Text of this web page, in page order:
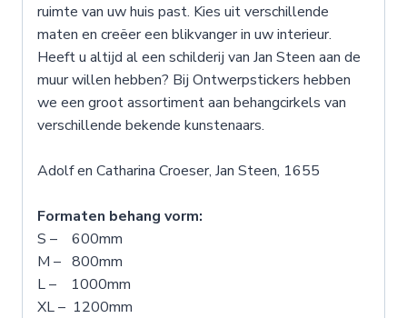
ruimte van uw huis past. Kies uit verschillende
maten en creëer een blikvanger in uw interieur.
Heeft u altijd al een schilderij van Jan Steen aan de
muur willen hebben? Bij Ontwerpstickers hebben
we een groot assortiment aan behangcirkels van
verschillende bekende kunstenaars.
Adolf en Catharina Croeser, Jan Steen, 1655
Formaten behang vorm:
S – 600mm
M – 800mm
L – 1000mm
XL – 1200mm